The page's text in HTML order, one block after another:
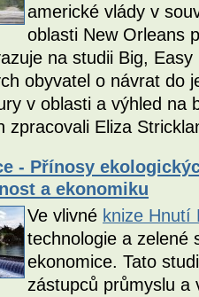
americké vlády v
oblasti New Orleans
na studii Big,
obyvatel o návrat do
v oblasti a výhled na
zpracovali Eliza
- Přínosy
a ekonomiku
Ve vlivné knize Hnutí
technologie a zelené
ekonomice. Tato
zástupců průmyslu a